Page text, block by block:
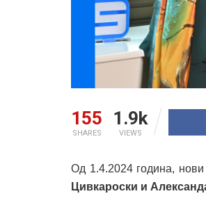
155
SHARES
1.9k
VIEWS
Од 1.4.2024 година,
Цивкароски и